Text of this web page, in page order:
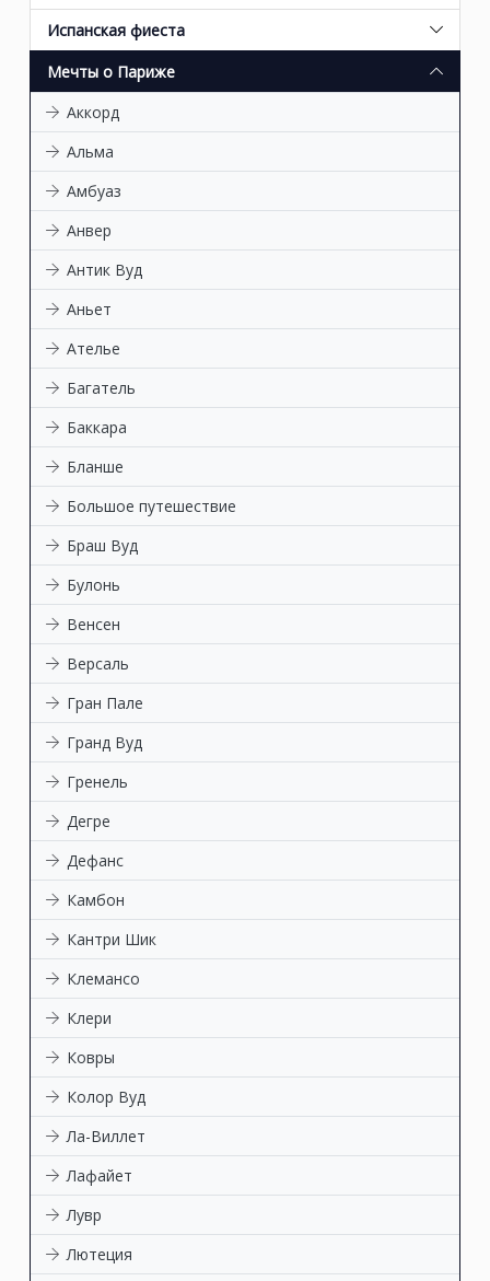
Испанская фиеста
Мечты о Париже
Аккорд
Альма
Амбуаз
Анвер
Антик Вуд
Аньет
Ателье
Багатель
Баккара
Бланше
Большое путешествие
Браш Вуд
Булонь
Венсен
Версаль
Гран Пале
Гранд Вуд
Гренель
Дегре
Дефанс
Камбон
Кантри Шик
Клемансо
Клери
Ковры
Колор Вуд
Ла-Виллет
Лафайет
Лувр
Лютеция